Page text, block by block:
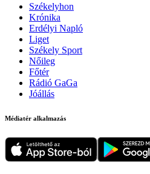
Székelyhon
Krónika
Erdélyi Napló
Liget
Székely Sport
Nőileg
Főtér
Rádió GaGa
Jóállás
Médiatér alkalmazás